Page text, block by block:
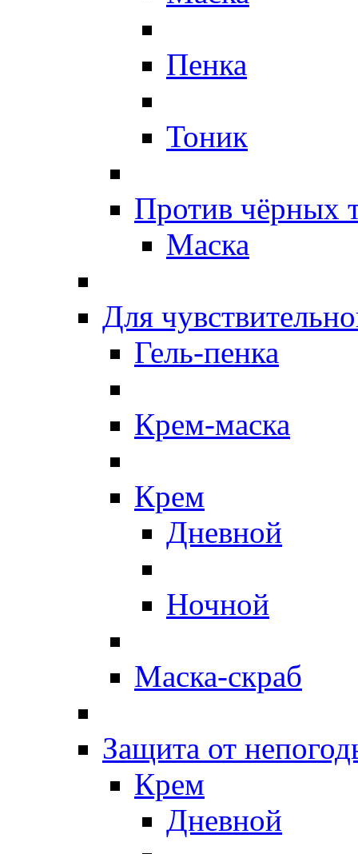
Пенка
Тоник
Против чёрных
Маска
Для
Гель-пенка
Крем-маска
Крем
Дневной
Ночной
Маска-скраб
Защита от
Крем
Дневной